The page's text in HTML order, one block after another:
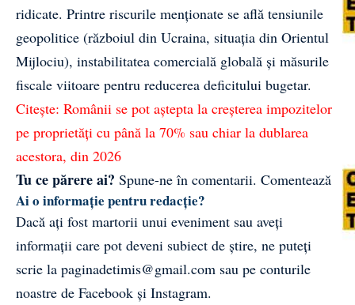
ridicate. Printre riscurile menționate se află tensiunile
geopolitice (războiul din Ucraina, situația din Orientul
Mijlociu), instabilitatea comercială globală și măsurile
fiscale viitoare pentru reducerea deficitului bugetar.
Citește: Românii se pot aștepta la creșterea impozitelor
pe proprietăți cu până la 70% sau chiar la dublarea
acestora, din 2026
Tu ce părere ai? Spune-ne în comentarii. Comentează
Ai o informație pentru redacție?
Dacă ați fost martorii unui eveniment sau aveți
informații care pot deveni subiect de știre, ne puteți
scrie la paginadetimis@gmail.com sau pe conturile
noastre de Facebook și Instagram.